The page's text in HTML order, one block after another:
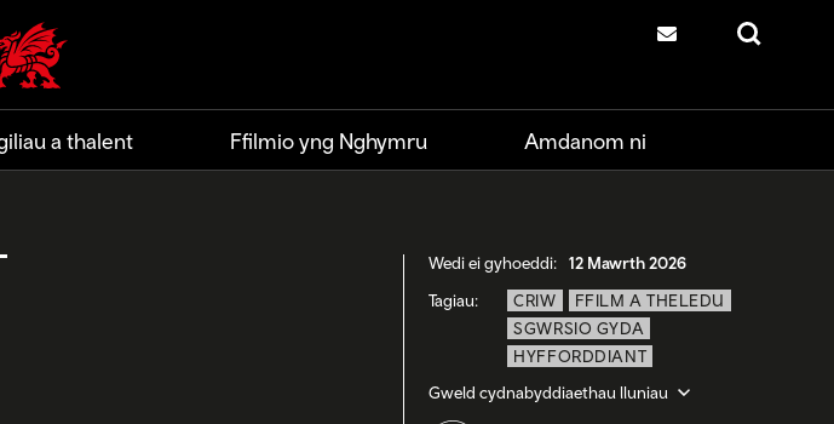
Greadigol home Cysylltwch â niChwilio
a thalent Ffilmio yng Nghymru Amdanom ni
Wedi ei gyhoeddi:
12 Mawrth 2026
Tagiau:
CRIW
FFILM A THELEDU
SGWRSIO GYDA
HYFFORDDIANT
Gweld cydnabyddiaethau lluniau